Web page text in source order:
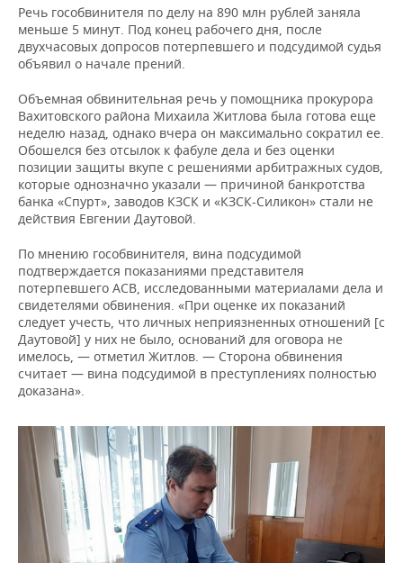
Речь гособвинителя по делу на 890 млн рублей заняла
меньше 5 минут. Под конец рабочего дня, после
двухчасовых допросов потерпевшего и подсудимой судья
объявил о начале прений.
Объемная обвинительная речь у помощника прокурора
Вахитовского района Михаила Житлова была готова еще
неделю назад, однако вчера он максимально сократил ее.
Обошелся без отсылок к фабуле дела и без оценки
позиции защиты вкупе с решениями арбитражных судов,
которые однозначно указали — причиной банкротства
банка «Спурт», заводов КЗСК и «КЗСК-Силикон» стали не
действия Евгении Даутовой.
По мнению гособвинителя, вина подсудимой
подтверждается показаниями представителя
потерпевшего АСВ, исследованными материалами дела и
свидетелями обвинения. «При оценке их показаний
следует учесть, что личных неприязненных отношений [с
Даутовой] у них не было, оснований для оговора не
имелось, — отметил Житлов. — Сторона обвинения
считает — вина подсудимой в преступлениях полностью
доказана».